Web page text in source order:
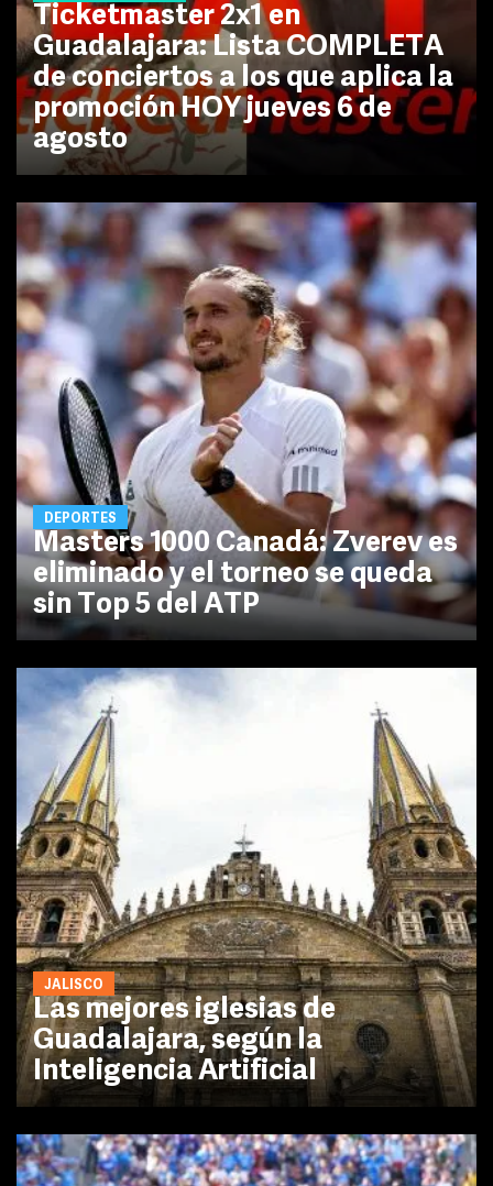
Ticketmaster 2x1 en
Guadalajara: Lista COMPLETA
de conciertos a los que aplica la
promoción HOY jueves 6 de
agosto
DEPORTES
Masters 1000 Canadá: Zverev es
eliminado y el torneo se queda
sin Top 5 del ATP
JALISCO
Las mejores iglesias de
Guadalajara, según la
Inteligencia Artificial